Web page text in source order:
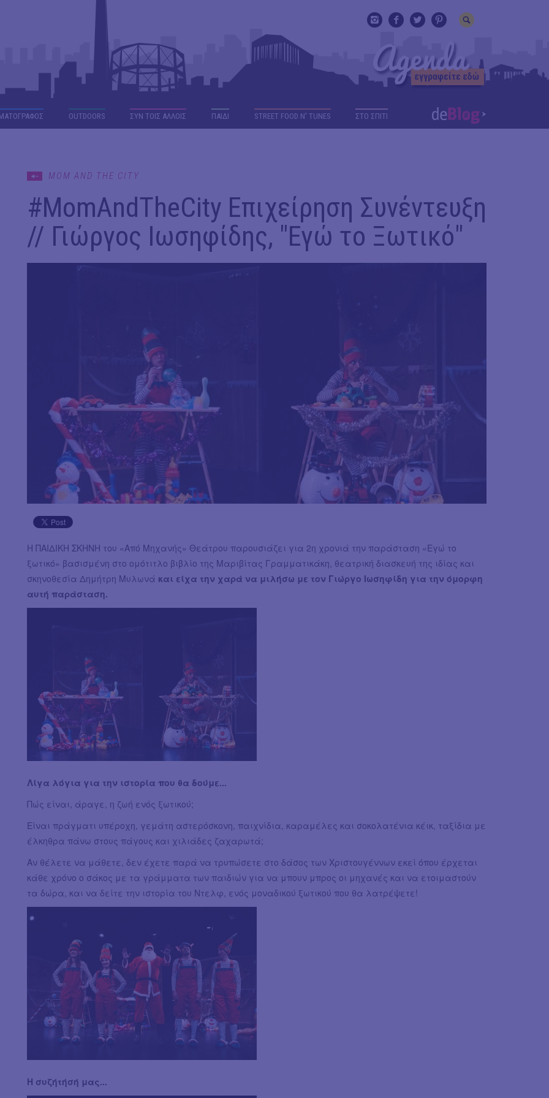
OUTDΟORS ΣΥΝ ΤΟΙΣ ΑΛΛΟΙΣ ΠΑΙΔΙ STREET FOOD N' TUNES ΣΤΟ ΣΠΙΤΙ
MOM AND THE CITY
#ΜomAndTheCity Επιχείρηση Συνέντευξη
// Γιώργος Ιωσηφίδης, "Εγώ το Ξωτικό"
H ΠΑΙΔΙΚΗ ΣΚΗΝΗ του «Από Μηχανής» Θεάτρου παρουσιάζει για 2η χρονιά την παράσταση «Εγώ το
ξωτικό» βασισμένη στο ομότιτλο βιβλίο της Μαριβίτας Γραμματικάκη, θεατρική διασκευή της ιδίας και
σκηνοθεσία Δημήτρη Μυλωνά και είχα την χαρά να μιλήσω με τον Γιώργο Ιωσηφίδη για την όμορφη
αυτή παράσταση.
Λίγα λόγια για την ιστορία που θα δούμε...
Πώς είναι, άραγε, η ζωή ενός ξωτικού;
Είναι πράγματι υπέροχη, γεμάτη αστερόσκονη, παιχνίδια, καραμέλες και σοκολατένια κέικ, ταξίδια με
έλκηθρα πάνω στους πάγους και χιλιάδες ζαχαρωτά;
Αν θέλετε να μάθετε, δεν έχετε παρά να τρυπώσετε στο δάσος των Χριστουγέννων εκεί όπου έρχεται
κάθε χρόνο ο σάκος με τα γράμματα των παιδιών για να μπουν μπρος οι μηχανές και να ετοιμαστούν
τα δώρα, και να δείτε την ιστορία του Ντελφ, ενός μοναδικού ξωτικού που θα λατρέψετε!
Η συζήτήσή μας...